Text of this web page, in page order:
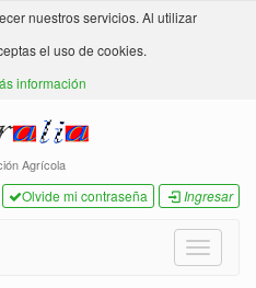
nuestros servicios. Al utilizar
el uso de cookies.
información
Agrícola
Olvide mi contraseña Ingresar
Toggle